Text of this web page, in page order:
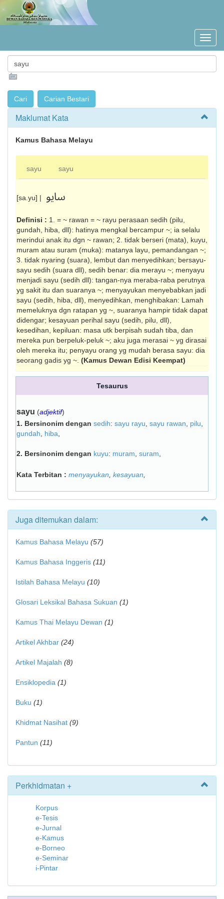
Maklumat Kata
Kamus Bahasa Melayu
sayu sayu
[sa.yu] | سايو
Definisi : 1. = ~ rawan = ~ rayu perasaan sedih (pilu,
gundah, hiba, dll): hatinya mengkal bercampur ~; ia selalu
merindui anak itu dgn ~ rawan; 2. tidak berseri (mata), kuyu,
muram atau suram (muka): matanya layu, pemandangan ~;
3. tidak nyaring (suara), lembut dan menyedihkan; bersayu-
sayu sedih (suara dll), sedih benar: dia merayu ~; menyayu
menjadi sayu (sedih dll): tangan-nya meraba-raba perutnya
yg sakit itu dan suaranya ~; menyayukan menyebabkan jadi
sayu (sedih, hiba, dll), menyedihkan, menghibakan: Lamah
memeluknya dgn ratapan yg ~, suaranya hampir tidak dapat
didengar; kesayuan perihal sayu (sedih, pilu, dll),
kesedihan, kepiluan: masa utk berpisah sudah tiba, dan
mereka pun berpeluk-peluk ~; aku juga merasai ~ yg dirasai
oleh mereka itu; penyayu orang yg mudah berasa sayu: dia
seorang gadis yg ~. (Kamus Dewan Edisi Keempat)
Tesaurus
sayu (adjektif)
1. Bersinonim dengan sedih: sayu rayu sayu rawan pilu
gundah
hiba
2. Bersinonim dengan kuyu: muram suram
Kata Terbitan : menyayukan kesayuan
Juga ditemukan dalam:
Kamus Bahasa Melayu (57)
Kamus Bahasa Inggeris (11)
Istilah Bahasa Melayu (10)
Glosari Leksikal Bahasa Sukuan (1)
Kamus Thai Melayu Dewan (1)
Artikel Akhbar (24)
Artikel Majalah (8)
Ensiklopedia (1)
Buku (1)
Khidmat Nasihat (9)
Pantun (11)
Perkhidmatan +
Korpus
e-Tesis
e-Jurnal
e-Kamus
e-Borneo
e-Seminar
i-Pintar